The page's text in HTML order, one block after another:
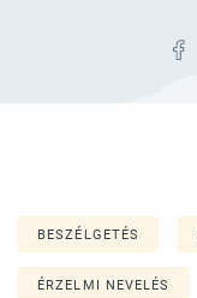
BESZÉLGETÉS
ÉRZELMI NEVELÉS